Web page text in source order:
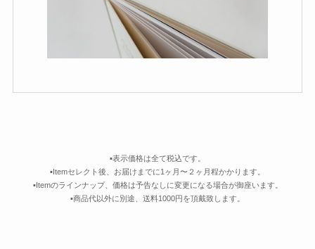
▪️表示価格は全て税込です。
▪️Itemセレクト後、お届けまでに1ヶ月〜２ヶ月程かかります。
▪️Itemのラインナップ、価格は予告なしに変更になる場合が御座います。
▪️商品代以外に別途、送料1000円を頂戴致します。